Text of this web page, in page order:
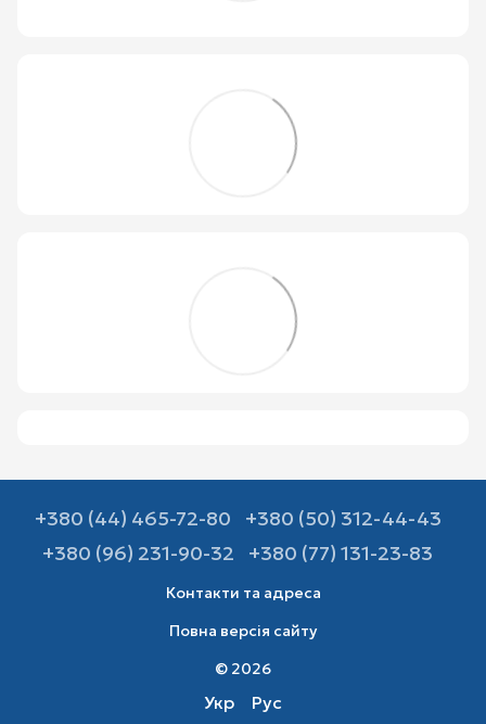
+380 (44) 465-72-80
+380 (50) 312-44-43
+380 (96) 231-90-32
+380 (77) 131-23-83
Контакти та адреса
Повна версія сайту
© 2026
Укр Рус